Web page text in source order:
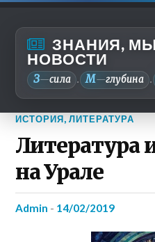
ЗНАНИЯ,
НОВОСТИ
З—сила . М—глубина .
ИСТОРИЯ,ЛИТЕРАТУРА
Литература
на Урале
admin - 14/02/2019